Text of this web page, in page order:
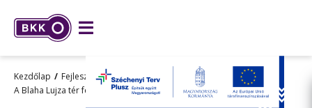
Kezdőlap Fejlesztések Kiemelt fejlesztések
Archívum
A Blaha Lujza tér felújítása
Fotógaléria 2022. tavasz